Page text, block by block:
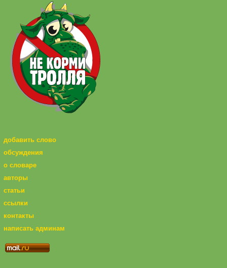
добавить слово
обсуждения
о словаре
авторы
статьи
ссылки
контакты
написать админам